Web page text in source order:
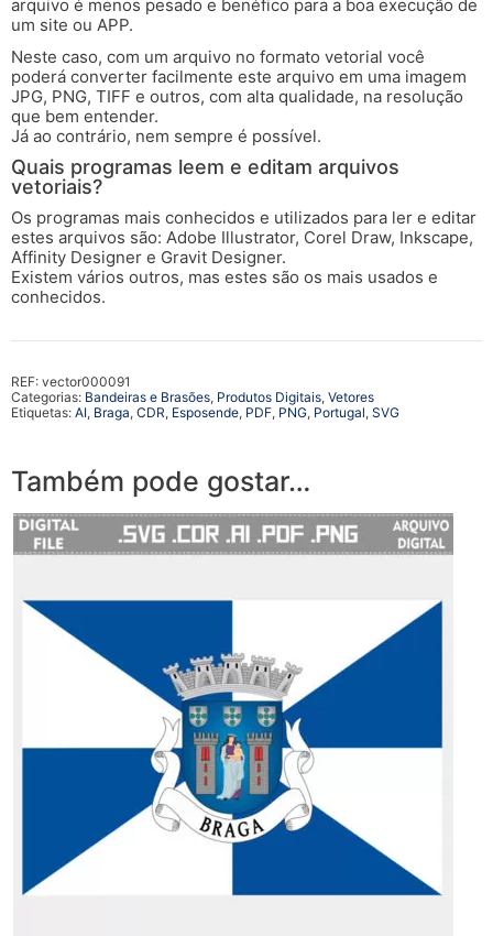
arquivo é menos pesado e benéfico para a boa execução de
um site ou APP.
Neste caso, com um arquivo no formato vetorial você
poderá converter facilmente este arquivo em uma imagem
JPG, PNG, TIFF e outros, com alta qualidade, na resolução
que bem entender.
Já ao contrário, nem sempre é possível.
Quais programas leem e editam arquivos
vetoriais?
Os programas mais conhecidos e utilizados para ler e editar
estes arquivos são: Adobe Illustrator, Corel Draw, Inkscape,
Affinity Designer e Gravit Designer.
Existem vários outros, mas estes são os mais usados e
conhecidos.
REF: vector000091
Categorias: Bandeiras e Brasões, Produtos Digitais, Vetores
Etiquetas: AI, Braga, CDR, Esposende, PDF, PNG, Portugal, SVG
Também pode gostar…